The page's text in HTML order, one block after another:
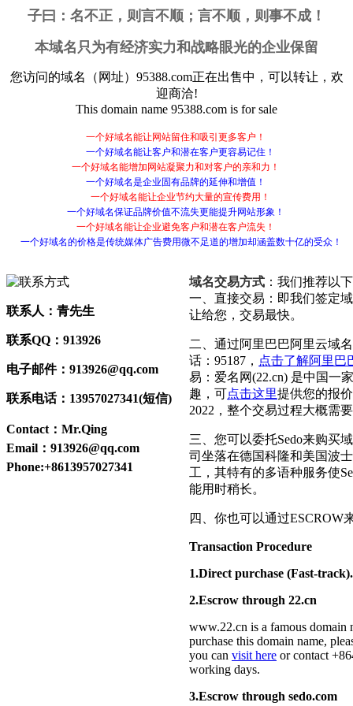
子曰： 名不正，则言不顺；言不顺，则事不成！
本域名只为有经济实力和战略眼光的企业保留
您访问的域名（网址） 95388.com正在出售中，可以转让，欢
迎商洽!
This domain name 95388.com is for sale
一个好域名能让网站留住和吸引更多客户！
一个好域名能让客户和潜在客户更容易记住！
一个好域名能增加网站凝聚力和对客户的亲和力！
一个好域名是企业固有品牌的延伸和增值！
一个好域名能让企业节约大量的宣传费用！
一个好域名保证品牌价值不流失更能提升网站形象！
一个好域名能让企业避免客户和潜在客户流失！
一个好域名的价格是传统媒体广告费用微不足道的增加却涵盖数十亿的受众！
联系人：青先生
联系QQ：913926
电子邮件：913926@qq.com
联系电话：13957027341(短信)
Contact：Mr.Qing
Email：913926@qq.com
Phone:+8613957027341
域名交易方式 ：我们推荐以
一、直接交易：即我们签定
让给您，交易最快。
二、通过阿里巴巴阿里云域
话：95187， 点击了解阿里巴
易：爱名网(22.cn) 是中国一
趣，可点击这里提供您的报
2022，整个交易过程大概需
三、您可以委托Sedo来购买
司坐落在德国科隆和美国波
工，其特有的多语种服务使
能用时稍长。
四、你也可以通过ESCROW
Transaction Procedure
1.Direct purchase (Fast-track).
2.Escrow through 22.cn
www.22.cn is a famous
purchase this domain name,
you can visit here or contact
working days.
3.Escrow through sedo.com